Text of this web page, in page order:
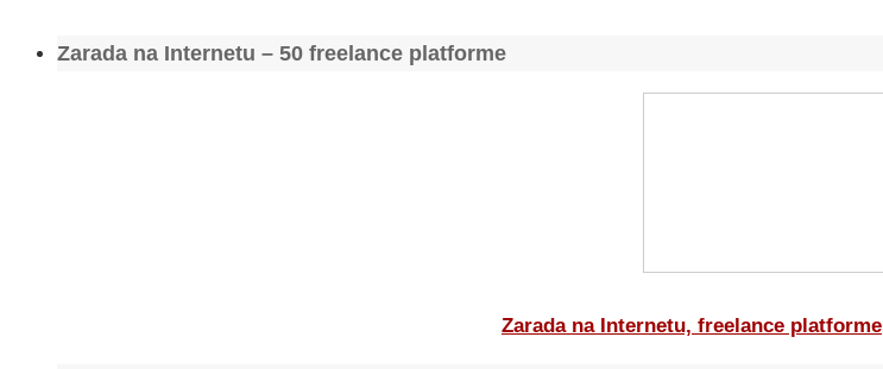
Zarada na Internetu – 50 freelance platforme
Zarada na Internetu, freelance platforme